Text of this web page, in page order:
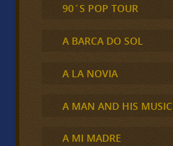
90´S POP TOUR
A BARCA DO SOL
A LA NOVIA
A MAN AND HIS MUSIC
A MI MADRE